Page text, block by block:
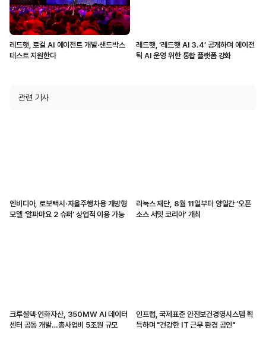
레드햇, 로컬 AI 에이전트 개발·샌드박스
테스트 지원한다
레드햇, ‘레드햇 AI 3.4’ 공개하며 에이전
틱 AI 운영 위한 통합 플랫폼 강화
관련 기사
엔비디아, 로보택시·자율주행차용 개방형
모델 ‘알파마요 2 슈퍼’ 상업적 이용 가능
리눅스 재단, 8월 11일부터 양일간 ‘오픈
소스 서밋 코리아’ 개최
크루셜텍·인화자산, 350MW AI 데이터
센터 공동 개발…총사업비 5조원 규모
인프랩, 국제표준 안전보건경영시스템 획
득하며 "건강한 IT 근무 환경 공인"